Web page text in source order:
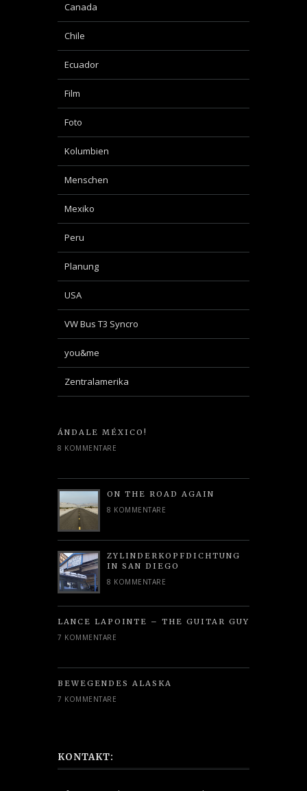
Canada
Chile
Ecuador
Film
Foto
Kolumbien
Menschen
Mexiko
Peru
Planung
USA
VW Bus T3 Syncro
you&me
Zentralamerika
ÁNDALE MÉXICO!
8 KOMMENTARE
ON THE ROAD AGAIN
8 KOMMENTARE
ZYLINDERKOPFDICHTUNG
IN SAN DIEGO
8 KOMMENTARE
LANCE LAPOINTE – THE GUITAR GUY
7 KOMMENTARE
BEWEGENDES ALASKA
7 KOMMENTARE
KONTAKT: